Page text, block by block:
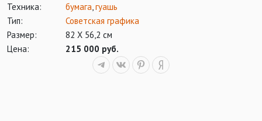
Техника:
бумага гуашь
Тип:
Советская графика
Размер:
82 Х 56,2 см
Цена:
215 000 руб.